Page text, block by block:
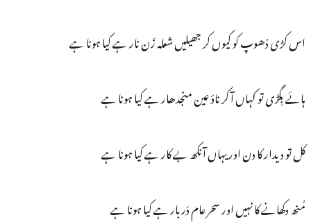
اس کڑی دُھوپ کو کیوں کر جھیلیں شعلہ زَن نار ہے کیا ہونا ہے
ہائے بِگڑی تو کہاں آ کر ناؤ عین منجدھار ہے کیا ہونا ہے
کل تو دیدار کا دن اور یہاں آنکھ بے کار ہے کیا ہونا ہے
مُنھ دکھانے کا نہیں اور سحر عام دَربار ہے کیا ہونا ہے